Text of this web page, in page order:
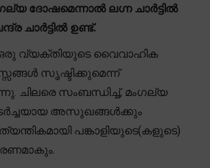
ദോഷമെന്നാൽ ലഗ്ന ചാർട്ടിൽ
ചാർട്ടിൽ ഉണ്ട്.
വ്യക്തിയുടെ വൈവാഹിക
സൃഷ്ടിക്കുമെന്ന്
ചിലരെ സംബന്ധിച്ച്, മംഗല്യ
അസുഖങ്ങൾക്കും
പങ്കാളിയുടെ(കളുടെ)